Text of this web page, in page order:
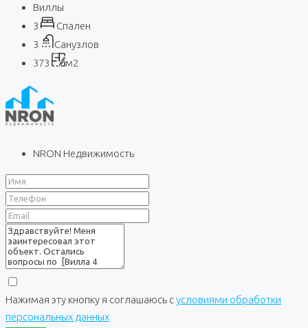
Виллы
3
Спален
3
Санузлов
373
м2
NRON Недвижимость
Нажимая эту кнопку я соглашаюсь сусловиями обработки
персональных данных